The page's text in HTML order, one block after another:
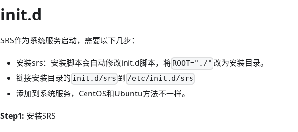
init.d
SRS作为系统服务启动，需要以下几步：
安装srs：安装脚本会自动修改init.d脚本，将 ROOT="./" 改为安装目录。
链接安装目录的 init.d/srs 到 /etc/init.d/srs
添加到系统服务，CentOS和Ubuntu方法不一样。
Step1: 安装SRS